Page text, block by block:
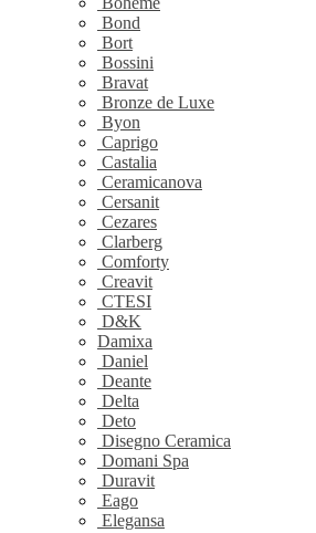
Bond
Bort
Bossini
Bravat
Bronze de Luxe
Byon
Caprigo
Castalia
Ceramicanova
Cersanit
Cezares
Clarberg
Comforty
Creavit
CTESI
D&K
Damixa
Daniel
Deante
Delta
Deto
Disegno Ceramica
Domani Spa
Duravit
Eago
Elegansa